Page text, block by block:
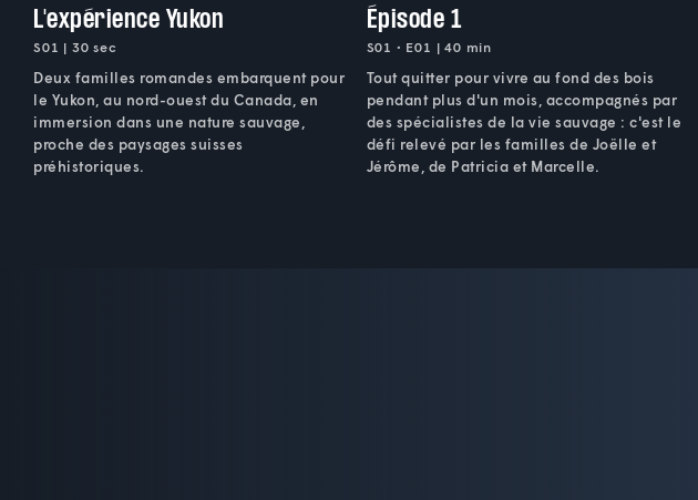
L'expérience Yukon
S01 | 30 sec
Deux familles romandes embarquent pour
le Yukon, au nord-ouest du Canada, en
immersion dans une nature sauvage,
proche des paysages suisses
préhistoriques.
Épisode 1
S01 • E01 | 40 min
Tout quitter pour vivre au fond des bois
pendant plus d'un mois, accompagnés par
des spécialistes de la vie sauvage : c'est le
défi relevé par les familles de Joëlle et
Jérôme, de Patricia et Marcelle.